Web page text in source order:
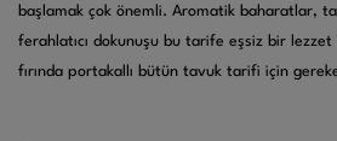
başlamak çok önemli. Aromatik baharatlar,
ferahlatıcı dokunuşu bu tarife eşsiz bir
fırında portakallı bütün tavuk tarifi için